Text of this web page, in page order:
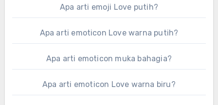
Apa arti emoji Love putih?
Apa arti emoticon Love warna putih?
Apa arti emoticon muka bahagia?
Apa arti emoticon Love warna biru?